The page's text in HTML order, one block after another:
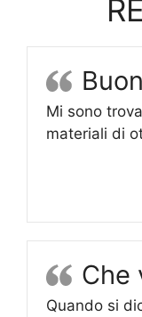
Mi sono
materiali di
Che
Quando si